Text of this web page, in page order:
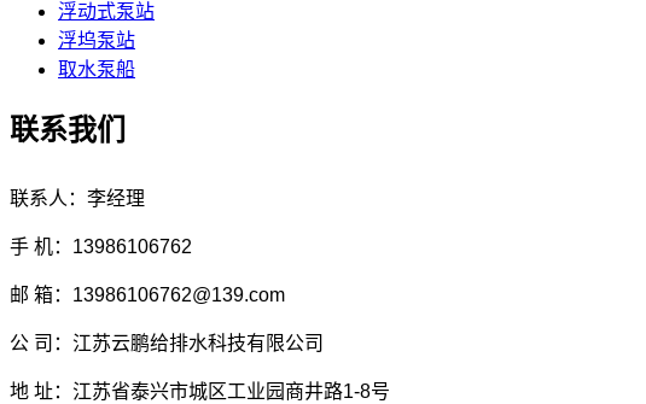
浮动式泵站
浮坞泵站
取水泵船
联系我们
联系人：李经理
手 机：13986106762
邮 箱：13986106762@139.com
公 司：江苏云鹏给排水科技有限公司
地 址：江苏省泰兴市城区工业园商井路1-8号